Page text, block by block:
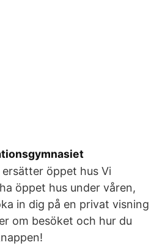
öppet hus Vi
öppet hus under våren,
in dig på en privat visning
om besöket och hur du